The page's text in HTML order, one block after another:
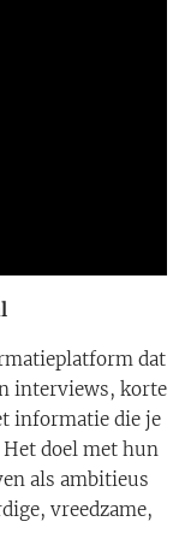
dat
interviews, korte
informatie die je
doel met hun
als ambitieus
vreedzame,